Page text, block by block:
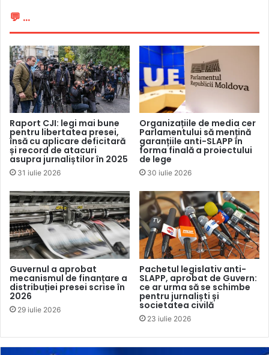
amenzi în mărime de 109.000 de lei.
Detaliile despre sancțiunile aplicate fiecărui post se
găsescaici.
💬 ...
Raport CJI: legi mai bune
pentru libertatea presei,
însă cu aplicare deficitară
și record de atacuri
asupra jurnaliștilor în 2025
31 iulie 2026
Organizațiile de media cer
Parlamentului să mențină
garanțiile anti-SLAPP în
forma finală a proiectului
de lege
30 iulie 2026
Guvernul a aprobat
mecanismul de finanțare a
distribuției presei scrise în
2026
29 iulie 2026
Pachetul legislativ anti-
SLAPP, aprobat de Guvern:
ce ar urma să se schimbe
pentru jurnaliști și
societatea civilă
23 iulie 2026